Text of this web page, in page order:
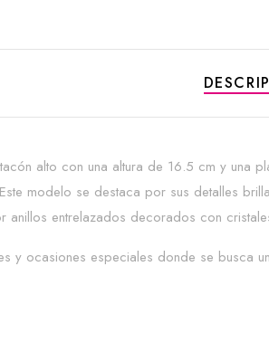
alto con una altura de 16.5 cm y una
modelo se destaca por sus detalles
entrelazados decorados con
y ocasiones especiales donde se busca